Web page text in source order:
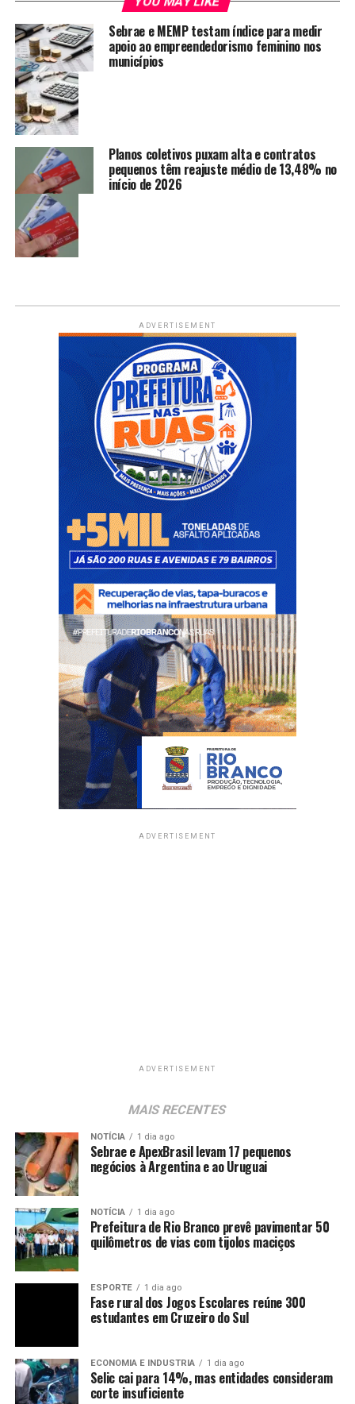
Sebrae e MEMP testam índice para medir
apoio ao empreendedorismo feminino nos
municípios
Planos coletivos puxam alta e contratos
pequenos têm reajuste médio de 13,48% no
início de 2026
ADVERTISEMENT
ADVERTISEMENT
ADVERTISEMENT
MAIS RECENTES
NOTÍCIA 1 dia ago
Sebrae e ApexBrasil levam 17 pequenos
negócios à Argentina e ao Uruguai
NOTÍCIA 1 dia ago
Prefeitura de Rio Branco prevê pavimentar 50
quilômetros de vias com tijolos maciços
ESPORTE 1 dia ago
Fase rural dos Jogos Escolares reúne 300
estudantes em Cruzeiro do Sul
ECONOMIA E INDUSTRIA 1 dia ago
Selic cai para 14%, mas entidades consideram
corte insuficiente